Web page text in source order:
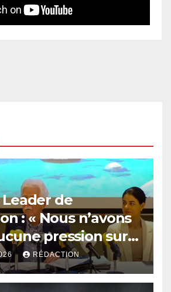
de
: « Nous n’avons
pression sur
», affirme Paul
RÉDACTION